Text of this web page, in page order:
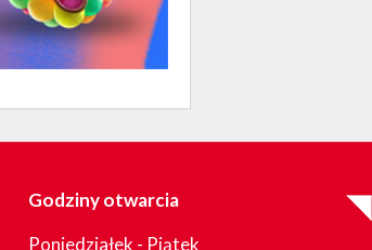
Godziny otwarcia
Poniedziałek - Piątek